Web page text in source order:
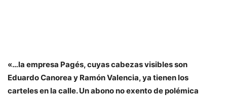
«…la empresa Pagés, cuyas cabezas visibles son
Eduardo Canorea y Ramón Valencia, ya tienen los
carteles en la calle. Un abono no exento de polémica